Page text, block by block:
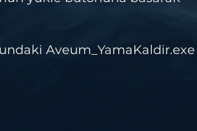
Aveum_YamaKaldir.exe